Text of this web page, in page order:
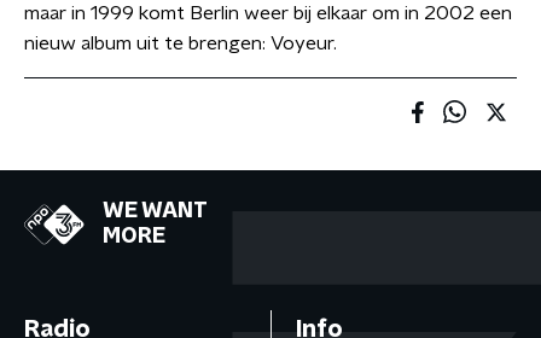
maar in 1999 komt Berlin weer bij elkaar om in 2002 een
nieuw album uit te brengen: Voyeur.
WE WANT
MORE
Radio Info